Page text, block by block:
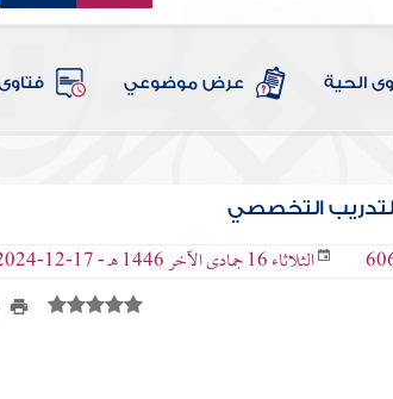
الحية عرض موضوعي
التخصصي
الثلاثاء 16 جمادى الآخر 1446 هـ - 17-12-2024 م